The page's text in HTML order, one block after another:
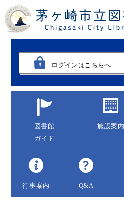
ログインはこちらへ
図書館
ガイド
施設案内
行事案内 Q&A